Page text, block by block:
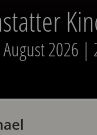
2026